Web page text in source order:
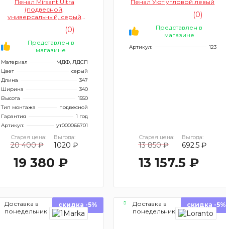
Пенал Mirsant Ultra
(подвесной,
универсальный, серый
(0)
Представлен в
магазине
Материал
МДФ, ЛДСП
Цвет
серый
Длина
347
Ширина
340
Высота
1550
Тип монтажа
подвесной
Гарантия
1 год
Артикул:
ут000066701
Старая цена:
20 400 ₽
Выгода:
1020 ₽
19 380 ₽
Пенал Уют угловой левый
(0)
Представлен в
магазине
Артикул: 123
Старая цена:
13 850 ₽
Выгода:
692.5 ₽
13 157.5 ₽
Доставка в
понедельник
скидка -5%
Доставка в
понедельник
скидка -5%